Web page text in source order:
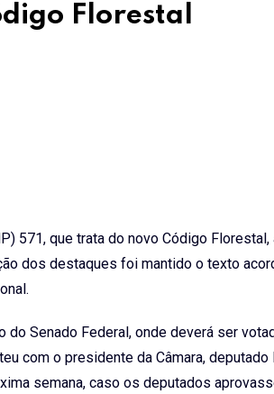
Florestal
571, que trata do novo Código Florestal,
dos destaques foi mantido o texto
do Senado Federal, onde deverá ser
com o presidente da Câmara, deputado
semana, caso os deputados